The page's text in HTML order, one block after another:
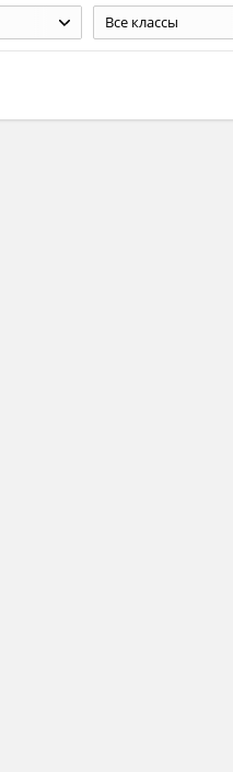
Все классы